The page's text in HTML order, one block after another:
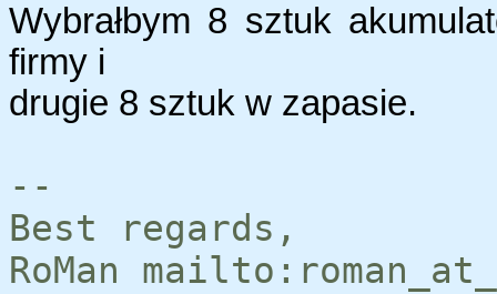
Wybrałbym 8 sztuk
firmy i
drugie 8 sztuk w zapasie.
--
Best regards,
RoMan